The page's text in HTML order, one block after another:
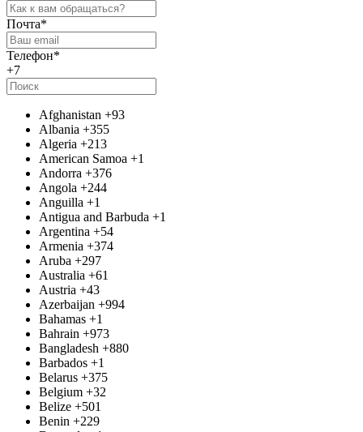
Почта*
Телефон*
+7
Afghanistan +93
Albania +355
Algeria +213
American Samoa +1
Andorra +376
Angola +244
Anguilla +1
Antigua and Barbuda +1
Argentina +54
Armenia +374
Aruba +297
Australia +61
Austria +43
Azerbaijan +994
Bahamas +1
Bahrain +973
Bangladesh +880
Barbados +1
Belarus +375
Belgium +32
Belize +501
Benin +229